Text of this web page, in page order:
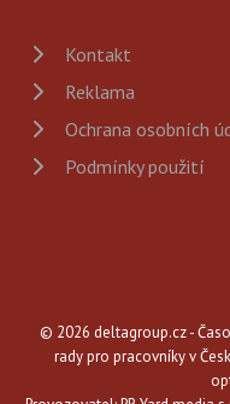
Kontakt
Reklama
Ochrana osobních
Podmínky použití
© 2026 deltagroup.cz -
rady pro pracovníky v